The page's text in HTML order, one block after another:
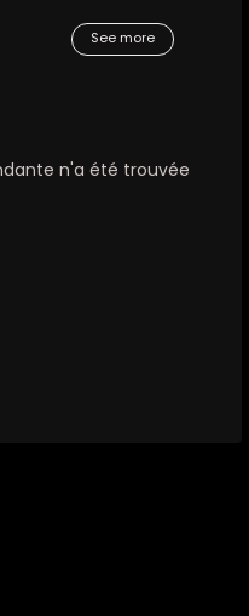
See more
n'a été trouvée